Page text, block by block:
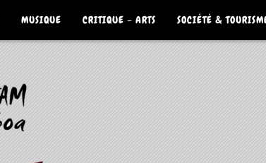
MUSIQUE CRITIQUE – ARTS SOCIÉTÉ &